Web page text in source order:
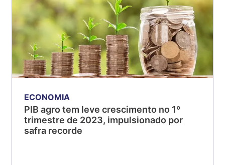
ECONOMIA
PIB agro tem leve crescimento no 1º
trimestre de 2023, impulsionado por
safra recorde